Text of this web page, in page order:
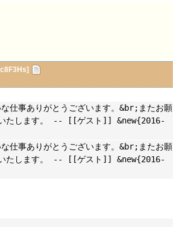
仕事ありがとうございます。&br;またお願
いたします。 -- [[ゲスト]] &new{2016-
仕事ありがとうございます。&br;またお願
いたします。 -- [[ゲスト]] &new{2016-